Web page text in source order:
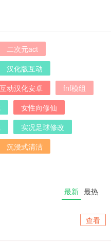
二次元act
汉化版互动
互动汉化安卓
fnf模组
女性向修仙
实况足球修改
沉浸式清洁
最新 最热
查看